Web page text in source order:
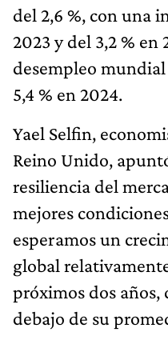
del 2,6 %, con una
2023 y del 3,2 %
desempleo mundial
5,4 % en 2024.
Yael Selfin,
Reino Unido,
resiliencia del
mejores
esperamos un
global
próximos dos
debajo de su